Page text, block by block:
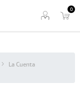
0
La Cuenta